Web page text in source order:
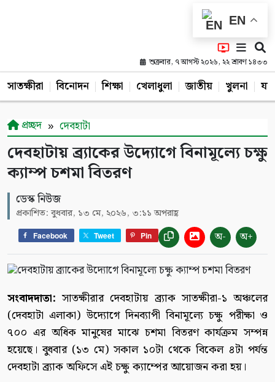
EN
শুক্রবার, ৭ আগস্ট ২০২৬, ২২ শ্রাবণ ১৪৩৩
সাতক্ষীরা বিনোদন শিক্ষা খেলাধুলা জাতীয় খুলনা
প্রচ্ছদ দেবহাটা
দেবহাটায় ব্র্যাকের উদ্যোগে বিনামূল্যে চক্ষু
ক্যাম্প চশমা বিতরণ
ডেস্ক নিউজ
প্রকাশিত: বুধবার, ১৩ মে, ২০২৬, ৩:১১ অপরাহ্ণ
Facebook Tweet Pin অ- অ+
সংবাদদাতা: সাতক্ষীরার দেবহাটায় ব্র্যাক সাতক্ষীরা-১ অঞ্চলের
(দেবহাটা এলাকা) উদ্যোগে দিনব্যাপী বিনামূল্যে চক্ষু পরীক্ষা ও
৭০০ এর অধিক মানুষের মাঝে চশমা বিতরণ কার্যক্রম সম্পন্ন
হয়েছে। বুধবার (১৩ মে) সকাল ১০টা থেকে বিকেল ৪টা পর্যন্ত
দেবহাটা ব্র্যাক অফিসে এই চক্ষু ক্যাম্পের আয়োজন করা হয়।